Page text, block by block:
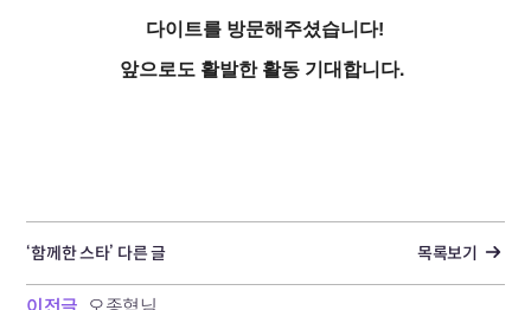
다이트를 방문해주셨습니다!
앞으로도 활발한 활동 기대합니다.
‘함께한 스타’ 다른 글 목록보기